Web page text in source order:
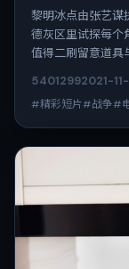
黎明冰点由张艺谋
德灰区里试探每个
值得二刷留意道具
54012992021-
#精彩短片#战争#